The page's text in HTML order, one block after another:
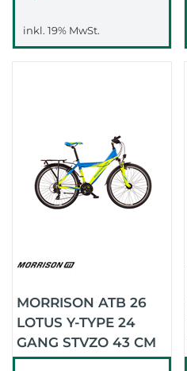
inkl. 19% MwSt.
MORRISON ATB 26
LOTUS Y-TYPE 24
GANG STVZO 43 CM
(MATTBLAU/LIMEGRÜN)